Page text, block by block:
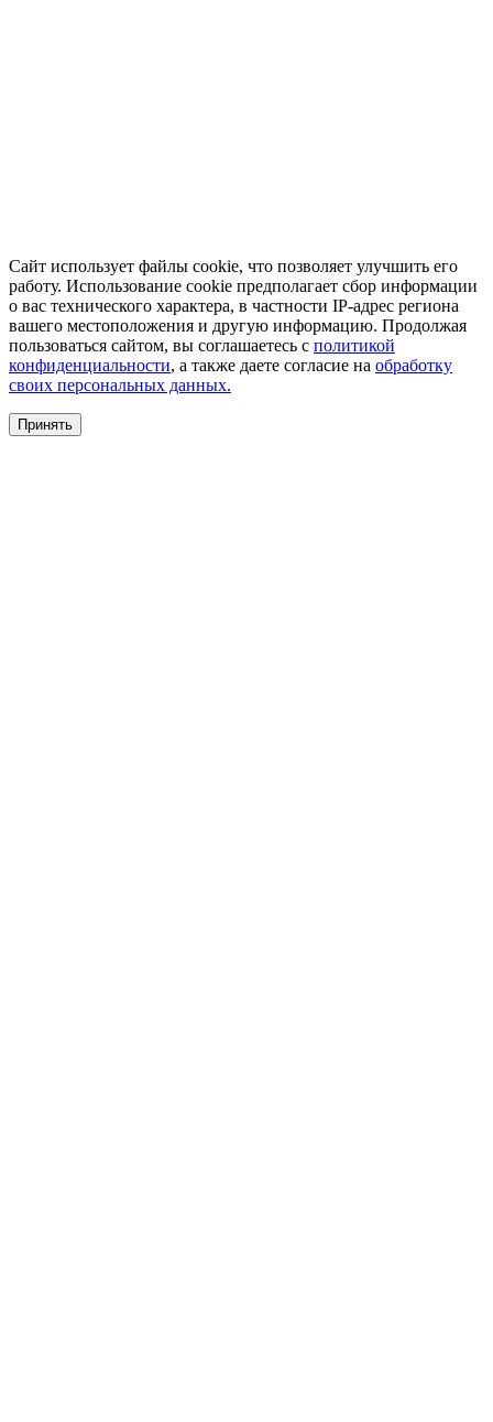
Сайт использует файлы cookie, что позволяет улучшить его
работу. Использование cookie предполагает сбор информации
о вас технического характера, в частности IP-адрес региона
вашего местоположения и другую информацию. Продолжая
пользоваться сайтом, вы соглашаетесь с политикой
конфиденциальности, а также даете согласие на обработку
своих персональных данных.
Принять